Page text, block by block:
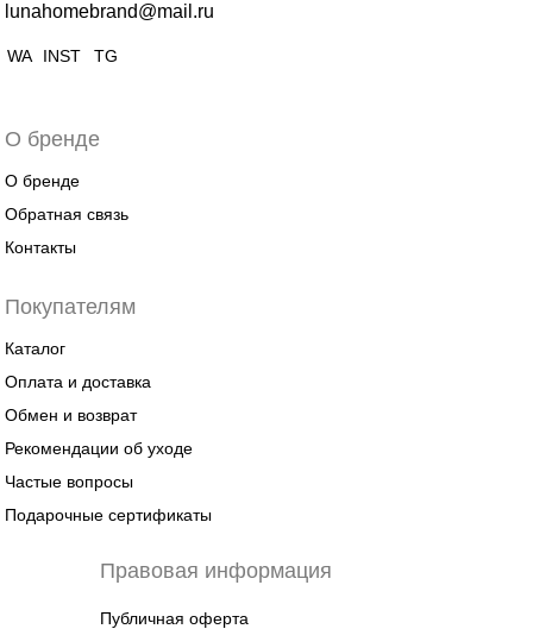
Каталог
Оплата и доставка
Обмен и возврат
Рекомендации об уходе
Частые вопросы
Подарочные сертификаты
О бренде
Обратная связь
Контакты
Покупателям
О бренде
Правовая информация
Публичная оферта
lunahomebrand@mail.ru
WA INST TG